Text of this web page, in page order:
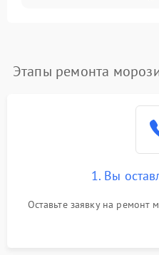
Этапы ремонта
1. Вы
Оставьте заявку на